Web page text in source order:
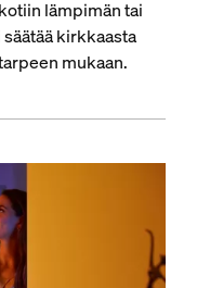
lämpimän tai
kirkkaasta
mukaan.